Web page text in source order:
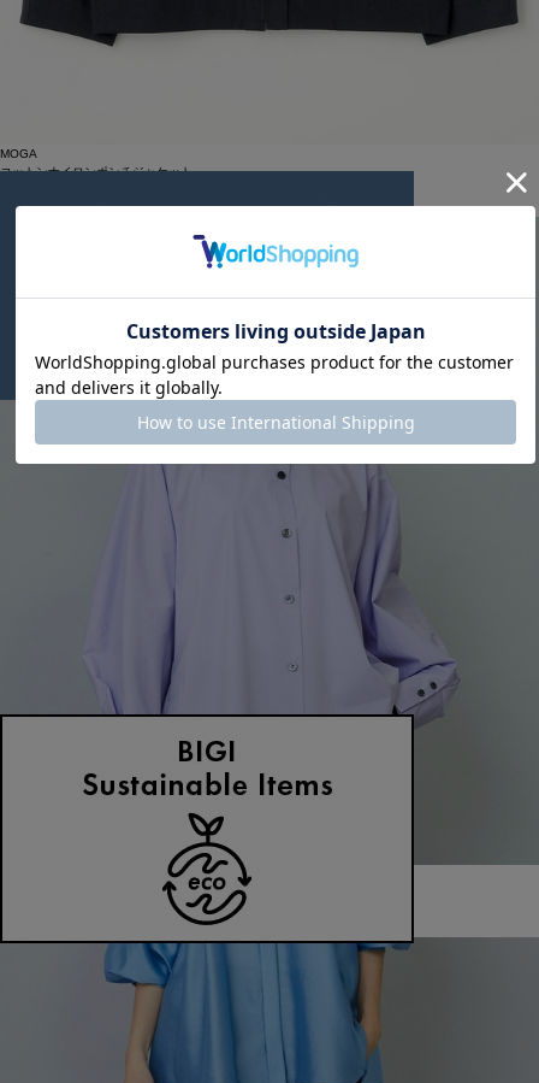
MOGA
コットンナイロンポンチジャケット
¥18,150
50%OFF
CPタイプライターバンドカラーシャツ